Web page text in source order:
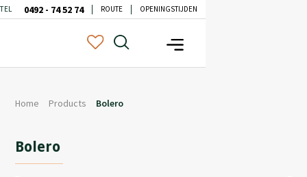
TEL 0492 - 74 52 74 ROUTE OPENINGSTIJDEN
Home Products Bolero
Bolero